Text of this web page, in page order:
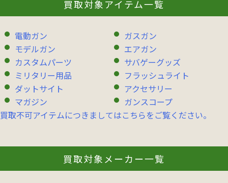
買取対象アイテム一覧
電動ガン
ガスガン
モデルガン
エアガン
カスタムパーツ
サバゲーグッズ
ミリタリー用品
フラッシュライト
ダットサイト
アクセサリー
マガジン
ガンスコープ
買取不可アイテムにつきましてはこちらをご覧ください。
買取対象メーカー一覧